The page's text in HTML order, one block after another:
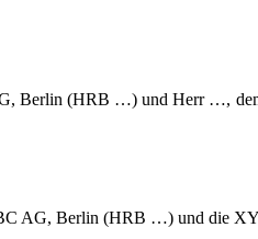
Berlin (HRB …) und Herr …,
AG, Berlin (HRB …) und die